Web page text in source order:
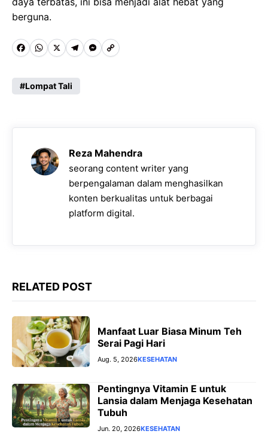
berguna.
F
c
b
W
a
s
A
p
X T
l
g
r
a
m
M
e
n
g
e
r
C
L
i
n
k
Lompat Tali
Reza Mahendra
seorang content writer yang
berpengalaman dalam menghasilkan
konten berkualitas untuk berbagai
platform digital.
RELATED POST
Manfaat Luar Biasa Minum Teh
Serai Pagi Hari
Aug. 5, 2026KESEHATAN
Pentingnya Vitamin E untuk
Lansia dalam Menjaga Kesehatan
Tubuh
Jun. 20, 2026KESEHATAN